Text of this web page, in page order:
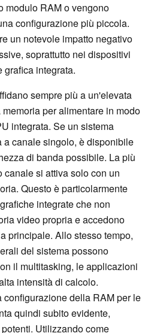
modulo RAM o vengono
configurazione più piccola.
un notevole impatto negativo
soprattutto nei dispositivi
grafica integrata.
sempre più a un'elevata
per alimentare in modo
integrata. Se un sistema
canale singolo, è disponibile
di banda possibile. La più
si attiva solo con un
Questo è particolarmente
integrate che non
video propria e accedono
principale. Allo stesso tempo,
del sistema possono
il multitasking, le applicazioni
intensità di calcolo.
della RAM per le
quindi subito evidente,
Utilizzando come